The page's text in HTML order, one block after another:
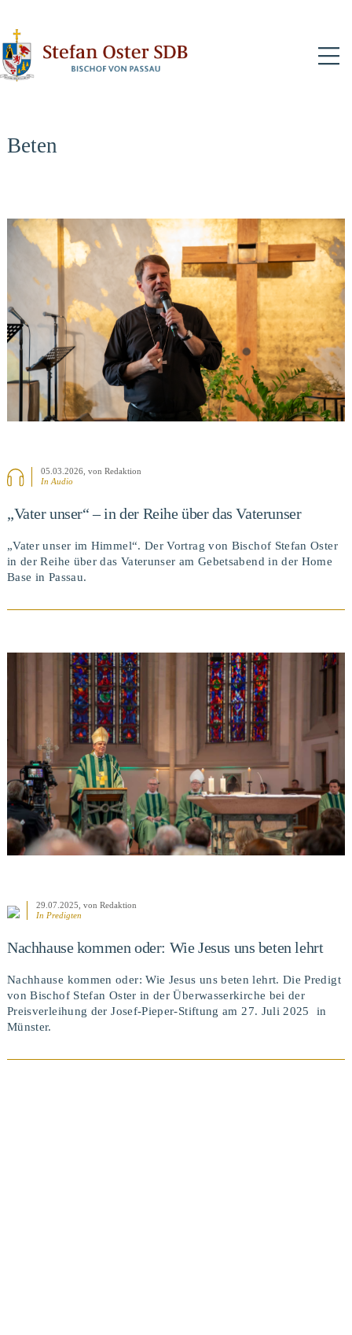
Beten
BEITRAG ANSEHEN
05.03.2026 , von Redaktion
In Audio
„Vater unser“ – in der Reihe über das Vaterunser
„Vater unser im Himmel“. Der Vortrag von Bischof Stefan Oster
in der Reihe über das Vaterunser am Gebetsabend in der Home
Base in Passau.
29.07.2025 , von Redaktion
In Predigten
Nachhause kommen oder: Wie Jesus uns beten lehrt
Nachhause kommen oder: Wie Jesus uns beten lehrt. Die Predigt
von Bischof Stefan Oster in der Überwasserkirche bei der
Preisverleihung der Josef-Pieper-Stiftung am 27. Juli 2025 in
Münster.